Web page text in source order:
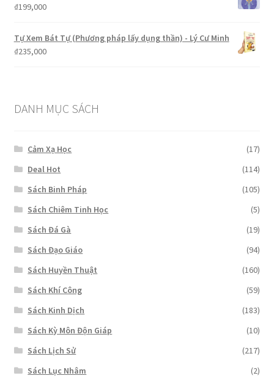
₫199,000
Tự Xem Bát Tự (Phương pháp lấy dụng thần) - Lý Cư Minh
₫235,000
DANH MỤC SÁCH
Cảm Xạ Học
(17)
Deal Hot
(114)
Sách Binh Pháp
(105)
Sách Chiêm Tinh Học
(5)
Sách Đá Gà
(19)
Sách Đạo Giáo
(94)
Sách Huyền Thuật
(160)
Sách Khí Công
(59)
Sách Kinh Dịch
(183)
Sách Kỳ Môn Độn Giáp
(10)
Sách Lịch Sử
(217)
Sách Lục Nhâm
(2)